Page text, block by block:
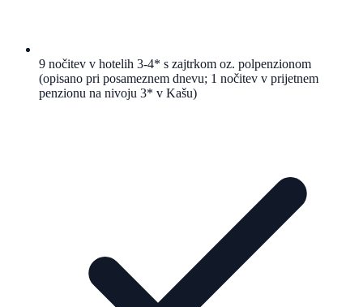
9 nočitev v hotelih 3-4* s zajtrkom oz. polpenzionom
(opisano pri posameznem dnevu; 1 nočitev v prijetnem
penzionu na nivoju 3* v Kašu)